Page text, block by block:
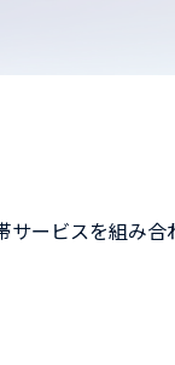
ービスを組み